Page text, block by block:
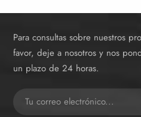
Para consultas sobre nuestros
favor, deje a nosotros y nos
un plazo de 24 horas.